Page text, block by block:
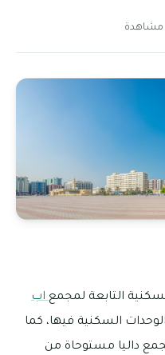
التابعة لمجمعاب
السكنية فيها، كما
داليا مستوحاة من